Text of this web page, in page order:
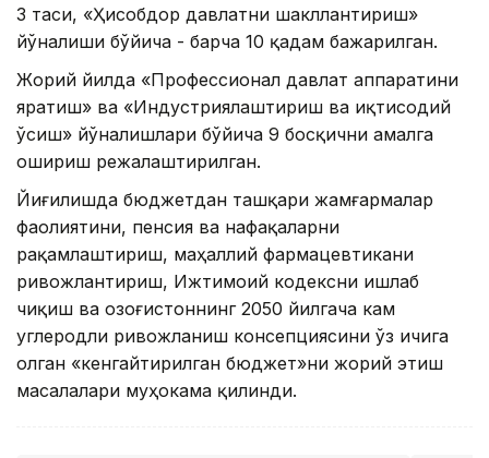
3 таси, «Ҳисобдор давлатни шакллантириш»
йўналиши бўйича - барча 10 қадам бажарилган.
Жорий йилда «Профессионал давлат аппаратини
яратиш» ва «Индустриялаштириш ва иқтисодий
ўсиш» йўналишлари бўйича 9 босқични амалга
ошириш режалаштирилган.
Йиғилишда бюджетдан ташқари жамғармалар
фаолиятини, пенсия ва нафақаларни
рақамлаштириш, маҳаллий фармацевтикани
ривожлантириш, Ижтимоий кодексни ишлаб
чиқиш ва Қозоғистоннинг 2050 йилгача кам
углеродли ривожланиш консепциясини ўз ичига
олган «кенгайтирилган бюджет»ни жорий этиш
масалалари муҳокама қилинди.